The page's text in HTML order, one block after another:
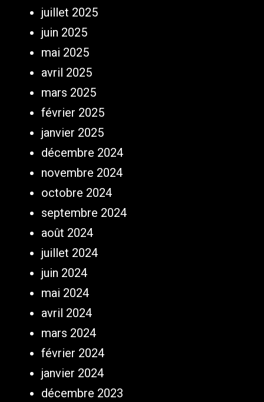
juillet 2025
juin 2025
mai 2025
avril 2025
mars 2025
février 2025
janvier 2025
décembre 2024
novembre 2024
octobre 2024
septembre 2024
août 2024
juillet 2024
juin 2024
mai 2024
avril 2024
mars 2024
février 2024
janvier 2024
décembre 2023